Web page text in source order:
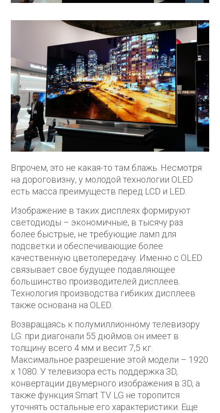
Впрочем, это не какая-то там блажь. Несмотря
на дороговизну, у молодой технологии OLED
есть масса преимуществ перед LCD и LED.
Изображение в таких дисплеях формируют
светодиоды – экономичные, в тысячу раз
более быстрые, не требующие ламп для
подсветки и обеспечивающие более
качественную цветопередачу. Именно с OLED
связывает свое будущее подавляющее
большинство производителей дисплеев.
Технология производства гибиких дисплеев
также основана на OLED.
Возвращаясь к полумиллионному телевизору
LG: при диагонали 55 дюймов он имеет в
толщину всего 4 мм и весит 7,5 кг.
Максимальное разрешение этой модели – 1920
х 1080. У телевизора есть поддержка 3D,
конвертации двумерного изображения в 3D, а
также функция Smart TV. LG не торопится
уточнять остальные его характеристики. Еще